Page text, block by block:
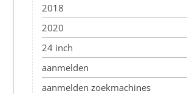
2018
2020
24 inch
aanmelden
aanmelden zoekmachines